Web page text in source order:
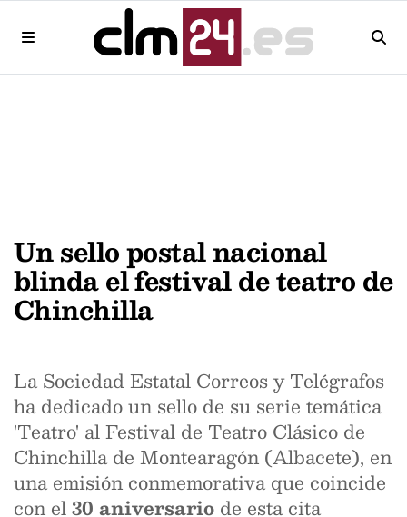
Un sello postal nacional
blinda el festival de teatro de
Chinchilla
La Sociedad Estatal Correos y Telégrafos
ha dedicado un sello de su serie temática
'Teatro' al Festival de Teatro Clásico de
Chinchilla de Montearagón (Albacete), en
una emisión conmemorativa que coincide
con el30 aniversario de esta cita